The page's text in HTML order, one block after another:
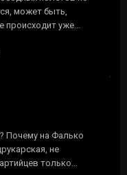
может быть,
происходит уже...
Почему на Фалько
не
только...